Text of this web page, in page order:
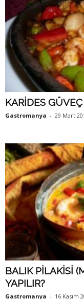
KARİDES
Gastromanya - 29 Mart
BALIK PİLAKİSİ
YAPILIR?
Gastromanya - 16 Kasım